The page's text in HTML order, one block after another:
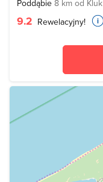
Poddąbie 8 km od Kluk
9.2 Rewelacyjny!